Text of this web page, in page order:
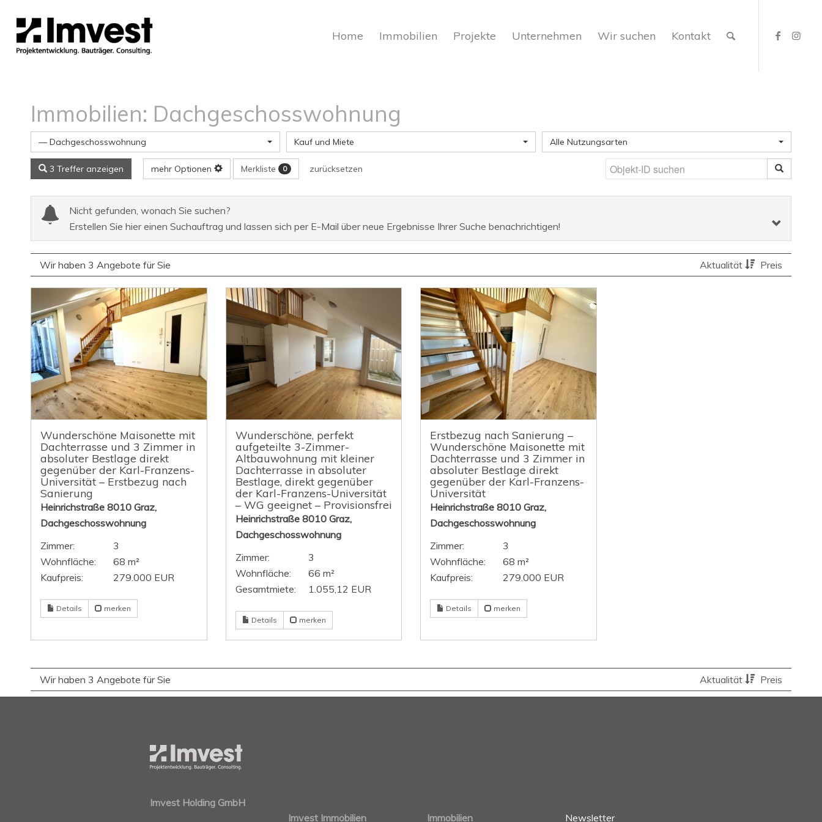
Home Immobilien Projekte Unternehmen Wir suchen Kontakt
Immobilien: Dachgeschosswohnung
— Dachgeschosswohnung Kauf und Miete Alle Nutzungsarten
3 Treffer anzeigen mehr Optionen Merkliste 0 zurücksetzen
Nicht gefunden, wonach Sie suchen?
Erstellen Sie hier einen Suchauftrag und lassen sich per E-Mail über neue Ergebnisse Ihrer Suche benachrichtigen!
Wir haben 3 Angebote für Sie Aktualität Preis
Wunderschöne Maisonette mit
Dachterrasse und 3 Zimmer in
absoluter Bestlage direkt
gegenüber der Karl-Franzens-
Universität – Erstbezug nach
Sanierung
Heinrichstraße 8010 Graz,
Dachgeschosswohnung
Zimmer:
3
Wohnfläche:
68 m²
Kaufpreis:
279.000 EUR
Details merken
Wunderschöne, perfekt
aufgeteilte 3-Zimmer-
Altbauwohnung mit kleiner
Dachterrasse in absoluter
Bestlage, direkt gegenüber
der Karl-Franzens-Universität
– WG geeignet – Provisionsfrei
Heinrichstraße 8010 Graz,
Dachgeschosswohnung
Zimmer:
3
Wohnfläche:
66 m²
Gesamtmiete:
1.055,12 EUR
Details merken
Erstbezug nach Sanierung –
Wunderschöne Maisonette mit
Dachterrasse und 3 Zimmer in
absoluter Bestlage direkt
gegenüber der Karl-Franzens-
Universität
Heinrichstraße 8010 Graz,
Dachgeschosswohnung
Zimmer:
3
Wohnfläche:
68 m²
Kaufpreis:
279.000 EUR
Details merken
Wir haben 3 Angebote für Sie Aktualität Preis
Imvest Holding GmbH
Imvest Immobilien Immobilien Newsletter